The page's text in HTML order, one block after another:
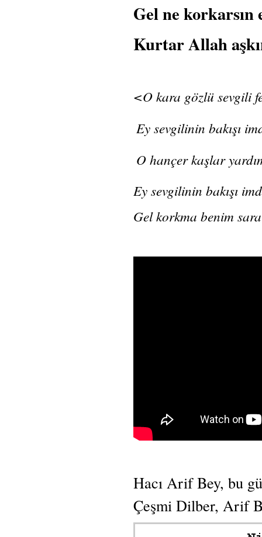
Gel ne korkarsın
Kurtar Allah
<O kara gözlü sevgili
Ey sevgilinin bakışı
O hançer kaşlar
Ey sevgilinin bakışı
Gel korkma benim
Hacı Arif Bey, bu
Çeşmi Dilber, Arif